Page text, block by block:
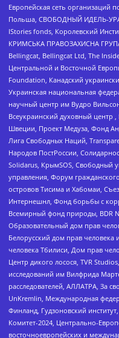
Европейская сеть организаций
Польша, СВОБОДНЫЙ ИДЕЛЬ-
IStories fonds, Королевский
КРИМСЬКА ПРАВОЗАХИСНА
Bellingcat, Bellingcat Ltd, The
Центральной и Восточной
Foundation, Канадский
Украинская национальная
научный центр им Вудро
Всеукраинский духовный центр
Швеции, Проект Медуза, Фонд
Лига Свободных Наций,
Народов ПостРоссии,
Solidarus, КрымSOS, Свободный
управления, Форум
островов Тисима и Хабомаи,
Интернешнл, Фонд борьбы с
Всемирный фонд природы, BDR
Образовательный дом прав
Белорусский дом прав
человека Тбилиси, Дом прав
Центр дикого лосося, TVR
исследований им Вилфрида
расследователей, АЛЛАТРА, За
UnKremlin, Международная
Финланд, Гудзоновский
Комитет-2024, Центрально-
восточноевропейских и